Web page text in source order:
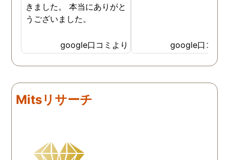
きました。 本当にありがと
うございました。
google口コミより google口コミ
Mitsリサーチ